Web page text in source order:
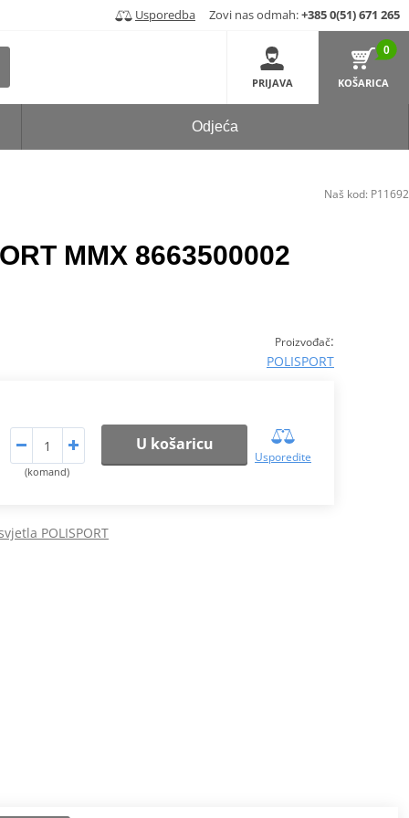
Usporedba Zovi nas odmah:+385 0(51) 671 265
PRIJAVA
0
KOŠARICA
Odjeća
MMX 8663500002
Proizvođač:
POLISPORT
(komand)
U košaricu
Usporedite
POLISPORT
Naš kod: P11692